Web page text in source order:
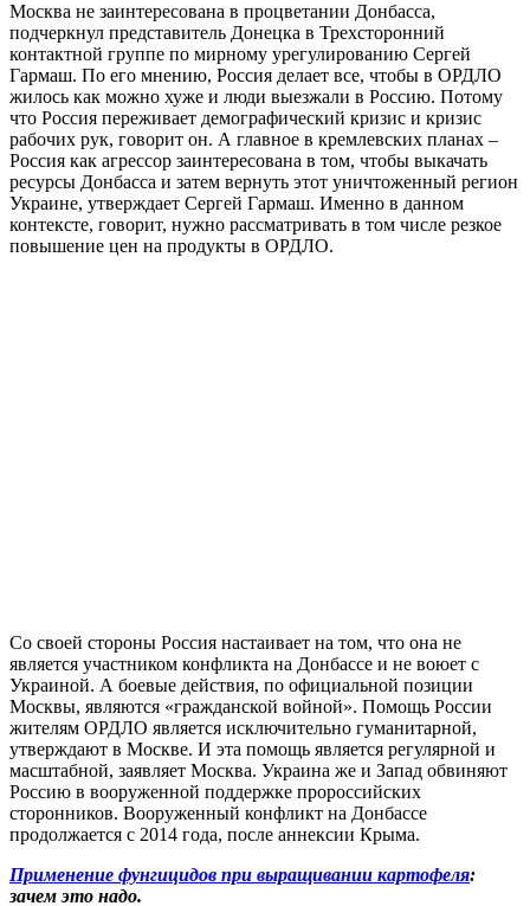
Москва не заинтересована в процветании Донбасса,
подчеркнул представитель Донецка в Трехсторонний
контактной группе по мирному урегулированию Сергей
Гармаш. По его мнению, Россия делает все, чтобы в ОРДЛО
жилось как можно хуже и люди выезжали в Россию. Потому
что Россия переживает демографический кризис и кризис
рабочих рук, говорит он. А главное в кремлевских планах –
Россия как агрессор заинтересована в том, чтобы выкачать
ресурсы Донбасса и затем вернуть этот уничтоженный регион
Украине, утверждает Сергей Гармаш. Именно в данном
контексте, говорит, нужно рассматривать в том числе резкое
повышение цен на продукты в ОРДЛО.
Со своей стороны Россия настаивает на том, что она не
является участником конфликта на Донбассе и не воюет с
Украиной. А боевые действия, по официальной позиции
Москвы, являются «гражданской войной». Помощь России
жителям ОРДЛО является исключительно гуманитарной,
утверждают в Москве. И эта помощь является регулярной и
масштабной, заявляет Москва. Украина же и Запад обвиняют
Россию в вооруженной поддержке пророссийских
сторонников. Вооруженный конфликт на Донбассе
продолжается с 2014 года, после аннексии Крыма.
Применение фунгицидов при выращивании картофеля:
зачем это надо.